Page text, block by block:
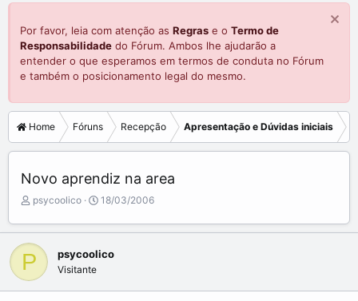
Por favor, leia com atenção as Regras e o Termo de
Responsabilidade do Fórum. Ambos lhe ajudarão a
entender o que esperamos em termos de conduta no Fórum
e também o posicionamento legal do mesmo.
Home Fóruns Recepção Apresentação e Dúvidas iniciais
Novo aprendiz na area
C
i
a
d
psycoolico
D
t
d
18/03/2006
P psycoolico
Visitante